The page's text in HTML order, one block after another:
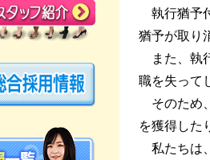
執行猶予
猶予が取り
また、執
職を失って
そのため
を獲得した
私たちは